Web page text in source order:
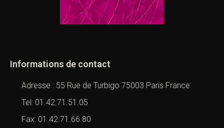
Informations de contact
Adresse : 55 Rue de Turbigo 75003 Paris France
Tel: 01.42.71.51.05
Fax: 01.42.71.66.80